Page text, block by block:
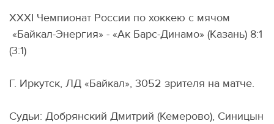
Вход
XXXI Чемпионат России по хоккею с мячом
«Байкал-Энергия» - «Ак Барс-Динамо» (Казань) 8:1
(3:1)
Г. Иркутск, ЛД «Байкал», 3052 зрителя на матче.
Судьи: Добрянский Дмитрий (Кемерово), Синицын